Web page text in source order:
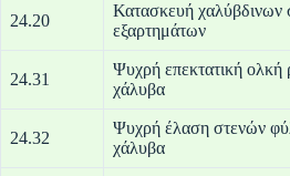
24.20
Κατασκευή
24.31
Ψυχρή επεκτατική ολκή
24.32
Ψυχρή έλαση στενών